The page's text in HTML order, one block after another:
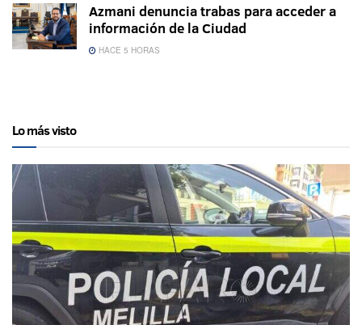
Azmani denuncia trabas para acceder a
información de la Ciudad
HACE 5 HORAS
Lo más visto